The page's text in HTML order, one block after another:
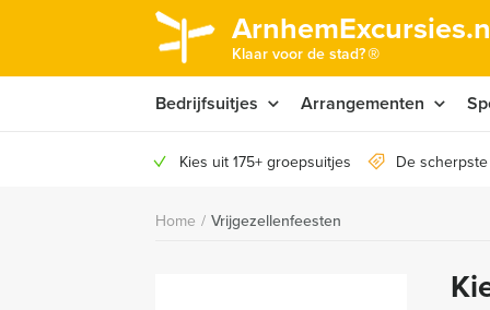
Klaar voor de stad?®
Bedrijfsuitjes Arrangementen
Kies uit 175+ groepsuitjes De
Home / Vrijgezellenfeesten